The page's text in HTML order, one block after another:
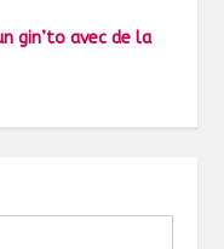
gin’to avec de la